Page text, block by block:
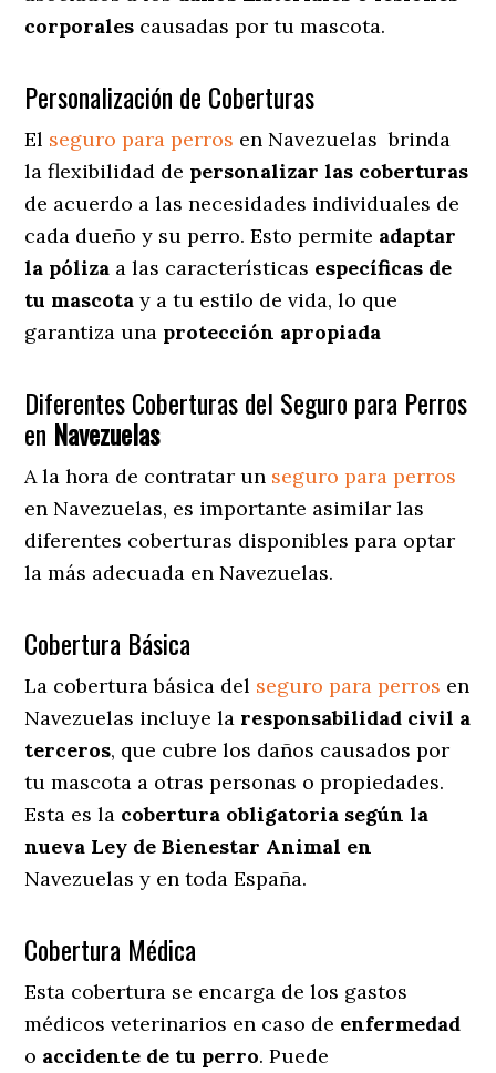
corporales causadas por tu mascota.
Personalización de Coberturas
El seguro para perros en Navezuelas brinda
la flexibilidad de personalizar las coberturas
de acuerdo a las necesidades individuales de
cada dueño y su perro. Esto permite adaptar
la póliza a las características específicas de
tu mascota y a tu estilo de vida, lo que
garantiza una protección apropiada
Diferentes Coberturas del Seguro para Perros
en Navezuelas
A la hora de contratar un seguro para perros
en Navezuelas, es importante asimilar las
diferentes coberturas disponibles para optar
la más adecuada en Navezuelas.
Cobertura Básica
La cobertura básica del seguro para perros en
Navezuelas incluye la responsabilidad civil a
terceros, que cubre los daños causados por
tu mascota a otras personas o propiedades.
Esta es la cobertura obligatoria según la
nueva Ley de Bienestar Animal en
Navezuelas y en toda España.
Cobertura Médica
Esta cobertura se encarga de los gastos
médicos veterinarios en caso de enfermedad
o accidente de tu perro. Puede